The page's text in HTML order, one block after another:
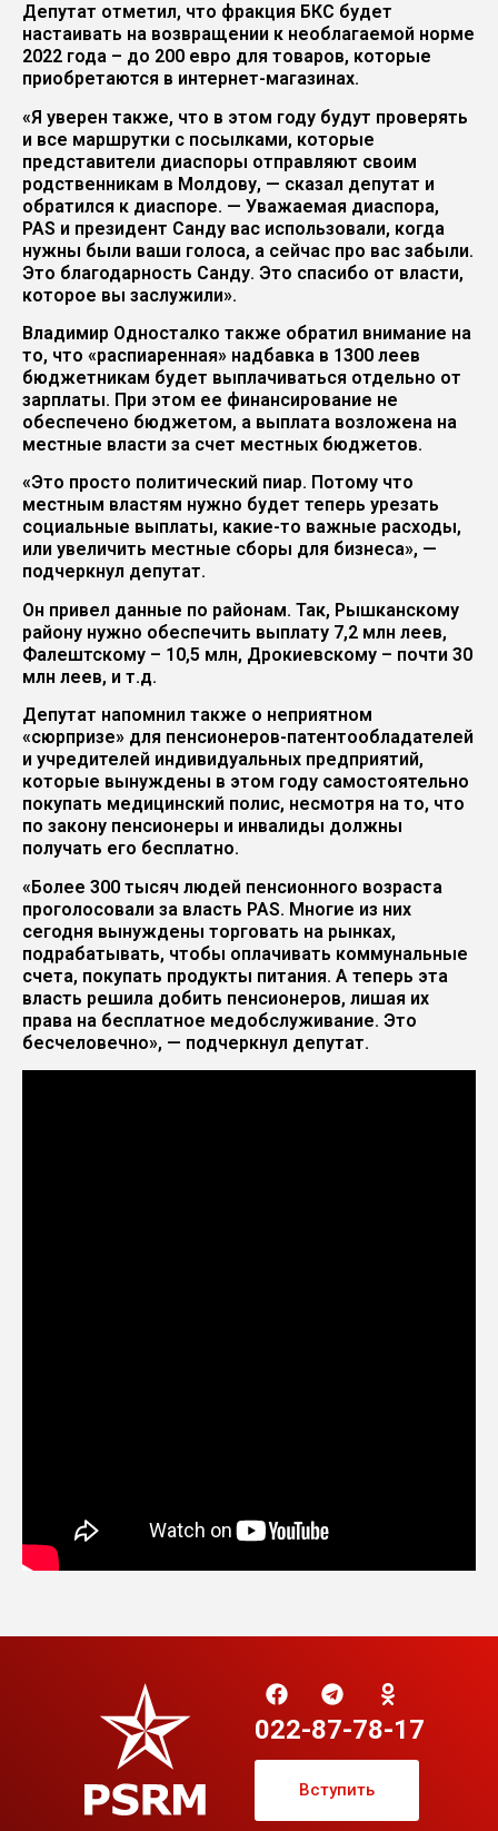
Депутат отметил, что фракция БКС будет
настаивать на возвращении к необлагаемой норме
2022 года – до 200 евро для товаров, которые
приобретаются в интернет-магазинах.
«Я уверен также, что в этом году будут проверять
и все маршрутки с посылками, которые
представители диаспоры отправляют своим
родственникам в Молдову, — сказал депутат и
обратился к диаспоре. — Уважаемая диаспора,
PAS и президент Санду вас использовали, когда
нужны были ваши голоса, а сейчас про вас забыли.
Это благодарность Санду. Это спасибо от власти,
которое вы заслужили».
Владимир Односталко также обратил внимание на
то, что «распиаренная» надбавка в 1300 леев
бюджетникам будет выплачиваться отдельно от
зарплаты. При этом ее финансирование не
обеспечено бюджетом, а выплата возложена на
местные власти за счет местных бюджетов.
«Это просто политический пиар. Потому что
местным властям нужно будет теперь урезать
социальные выплаты, какие-то важные расходы,
или увеличить местные сборы для бизнеса», —
подчеркнул депутат.
Он привел данные по районам. Так, Рышканскому
району нужно обеспечить выплату 7,2 млн леев,
Фалештскому – 10,5 млн, Дрокиевскому – почти 30
млн леев, и т.д.
Депутат напомнил также о неприятном
«сюрпризе» для пенсионеров-патентообладателей
и учредителей индивидуальных предприятий,
которые вынуждены в этом году самостоятельно
покупать медицинский полис, несмотря на то, что
по закону пенсионеры и инвалиды должны
получать его бесплатно.
«Более 300 тысяч людей пенсионного возраста
проголосовали за власть PAS. Многие из них
сегодня вынуждены торговать на рынках,
подрабатывать, чтобы оплачивать коммунальные
счета, покупать продукты питания. А теперь эта
власть решила добить пенсионеров, лишая их
права на бесплатное медобслуживание. Это
бесчеловечно», — подчеркнул депутат.
022-87-78-17
Вступить